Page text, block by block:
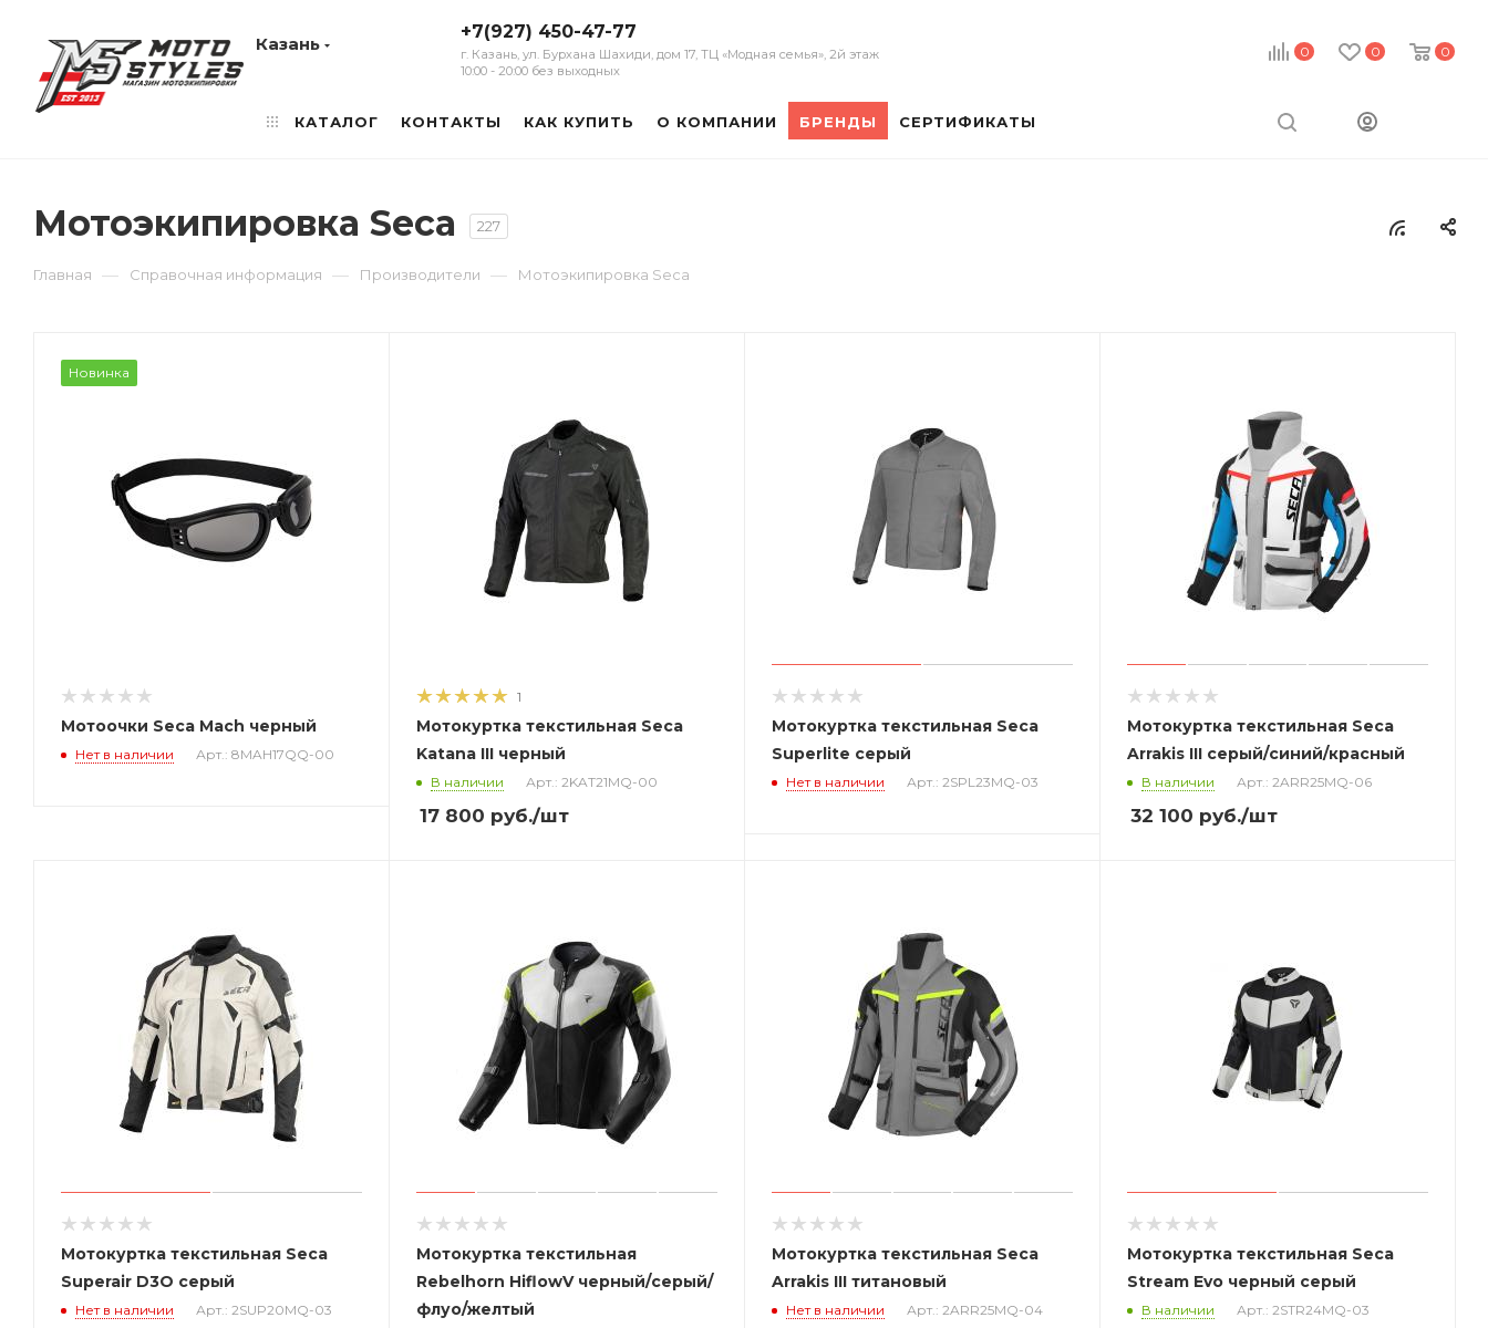
0 0 0
Казань
+7(927) 450-47-77
г. Казань, ул. Бурхана Шахиди, дом 17, ТЦ «Модная семья», 2й этаж
10:00 - 20:00 без выходных
КАТАЛОГ КОНТАКТЫ КАК КУПИТЬ О КОМПАНИИ БРЕНДЫ СЕРТИФИКАТЫ
Мотоэкипировка Seca 227
Главная — Справочная информация — Производители — Мотоэкипировка Seca
Новинка
Мотоочки Seca Mach черный
Нет в наличии Арт.: 8MAH17QQ-00
1
Мотокуртка текстильная Seca
Katana III черный
В наличии Арт.: 2KAT21MQ-00
17 800 руб./шт
Мотокуртка текстильная Seca
Superlite серый
Нет в наличии Арт.: 2SPL23MQ-03
Мотокуртка текстильная Seca
Arrakis III серый/синий/красный
В наличии Арт.: 2ARR25MQ-06
32 100 руб./шт
Мотокуртка текстильная Seca
Superair D3O серый
Нет в наличии Арт.: 2SUP20MQ-03
Мотокуртка текстильная
Rebelhorn HiflowV черный/серый/
флуо/желтый
Мотокуртка текстильная Seca
Arrakis III титановый
Нет в наличии Арт.: 2ARR25MQ-04
Мотокуртка текстильная Seca
Stream Evo черный серый
В наличии Арт.: 2STR24MQ-03